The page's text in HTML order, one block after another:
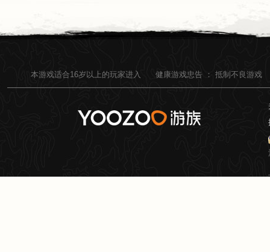
本游戏适合16岁以上的玩家进入 健康游戏忠告 ： 抵制不良游戏